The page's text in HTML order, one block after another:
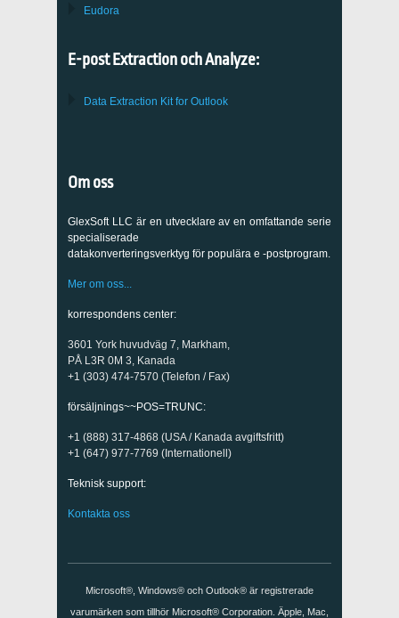
Eudora
E-post Extraction och Analyze:
Data Extraction Kit for Outlook
Om oss
GlexSoft LLC är en utvecklare av en omfattande serie
specialiserade
datakonverteringsverktyg för populära e -postprogram.
Mer om oss...
korrespondens center:
3601 York huvudväg 7, Markham,
PÅ L3R 0M 3, Kanada
+1 (303) 474-7570 (Telefon / Fax)
försäljnings~~POS=TRUNC:
+1 (888) 317-4868 (USA / Kanada avgiftsfritt)
+1 (647) 977-7769 (Internationell)
Teknisk support:
Kontakta oss
Microsoft®, Windows® och Outlook® är registrerade
varumärken som tillhör Microsoft® Corporation. Äpple, Mac,